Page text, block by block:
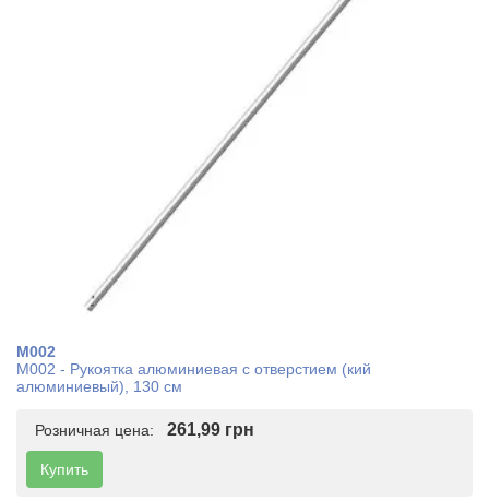
M002
M002 - Рукоятка алюминиевая с отверстием (кий
алюминиевый), 130 см
Розничная цена: 261,99 грн
Купить